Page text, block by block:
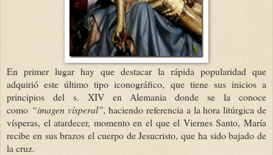
En primer lugar hay que destacar la rápida popularidad que
adquirió este último tipo iconográfico, que tiene sus inicios a
principios del s. XIV en Alemania donde se la conoce
como “imagen vísperal”, haciendo referencia a la hora litúrgica de
vísperas, el atardecer, momento en el que el Viernes Santo, María
recibe en sus brazos el cuerpo de Jesucristo, que ha sido bajado de
la cruz.